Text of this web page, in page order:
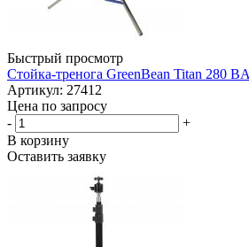
Быстрый просмотр
Стойка-тренога GreenBean Titan 280
Артикул: 27412
Цена по запросу
-
+
В корзину
Оставить заявку